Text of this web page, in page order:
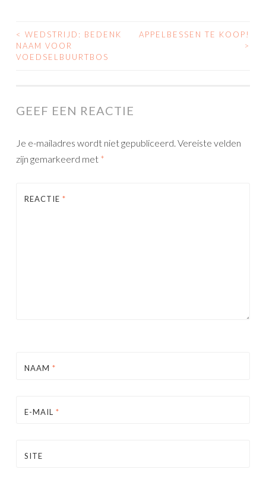
POST
NAVIGATION
< WEDSTRIJD: BEDENK
NAAM VOOR
VOEDSELBUURTBOS
APPELBESSEN TE KOOP!
>
GEEF EEN REACTIE
Je e-mailadres wordt niet gepubliceerd. Vereiste velden
zijn gemarkeerd met *
REACTIE *
NAAM *
E-MAIL *
SITE